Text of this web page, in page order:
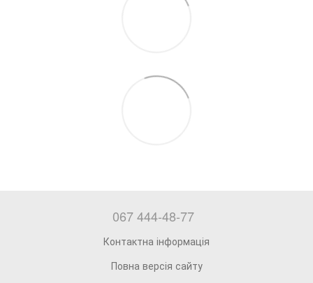
067 444-48-77
Контактна інформація
Повна версія сайту